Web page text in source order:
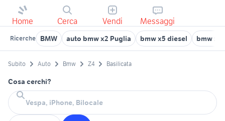
Home Cerca Vendi Messaggi
Ricerche BMW auto bmw x2 Puglia bmw x5 diesel bmw z4
Subito Auto Bmw Z4 Basilicata
Cosa cerchi?